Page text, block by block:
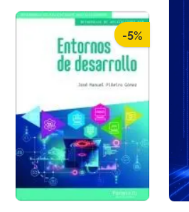
-5%